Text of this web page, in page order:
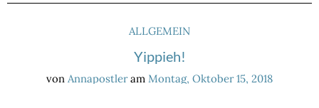
ALLGEMEIN
Yippieh!
von Annapostler am Montag, Oktober 15, 2018